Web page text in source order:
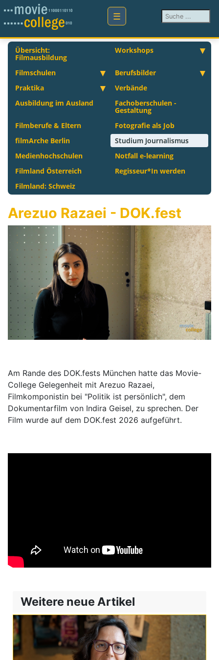
Suchen ...
Übersicht:
Filmausbildung
Workshops
Filmschulen
Berufsbilder
Praktika
Verbände
Ausbildung im Ausland
Fachoberschulen -
Gestaltung
Filmberufe & Eltern
Fotografie als Job
filmArche Berlin
Studium Journalismus
Medienhochschulen
Notfall e-learning
Filmland Österreich
Regisseur*In werden
Filmland: Schweiz
Arezuo Razaei - DOK.fest
Am Rande des DOK.fests München hatte das Movie-
College Gelegenheit mit Arezuo Razaei,
Filmkomponistin bei "Politik ist persönlich", dem
Dokumentarfilm von Indira Geisel, zu sprechen. Der
Film wurde auf dem DOK.fest 2026 aufgeführt.
Weitere neue Artikel